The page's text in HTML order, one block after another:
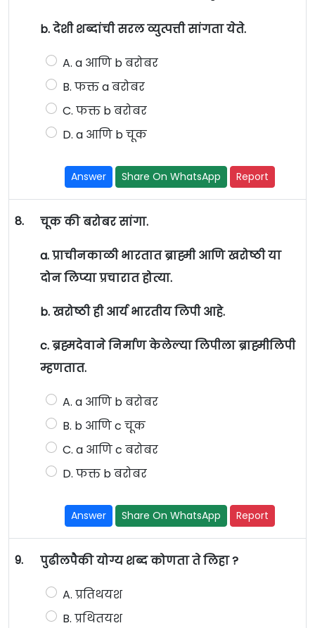
b. देशी शब्दांची सरल व्युत्पत्ती सांगता येते.
A. a आणि b बरोबर
B. फक्त a बरोबर
C. फक्त b बरोबर
D. a आणि b चूक
Answer Share On WhatsApp Report
8. चूक की बरोबर सांगा.
a. प्राचीनकाळी भारतात ब्राह्मी आणि खरोष्ठी या
दोन लिप्या प्रचारात होत्या.
b. खरोष्ठी ही आर्य भारतीय लिपी आहे.
c. ब्रह्मदेवाने निर्माण केलेल्या लिपीला ब्राह्मीलिपी
म्हणतात.
A. a आणि b बरोबर
B. b आणि c चूक
C. a आणि c बरोबर
D. फक्त b बरोबर
Answer Share On WhatsApp Report
9. पुढीलपैकी योग्य शब्द कोणता ते लिहा ?
A. प्रतिथयश
B. प्रथितयश